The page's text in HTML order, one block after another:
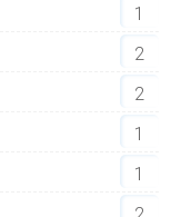
1
2
2
1
1